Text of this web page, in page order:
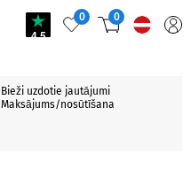
4.5
0 0
Bieži uzdotie jautājumi
Maksājums/nosūtīšana